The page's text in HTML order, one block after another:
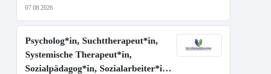
07.08.2026
Psycholog*in, Suchttherapeut*in,
Systemische Therapeut*in,
Sozialpädagog*in, Sozialarbeiter*in